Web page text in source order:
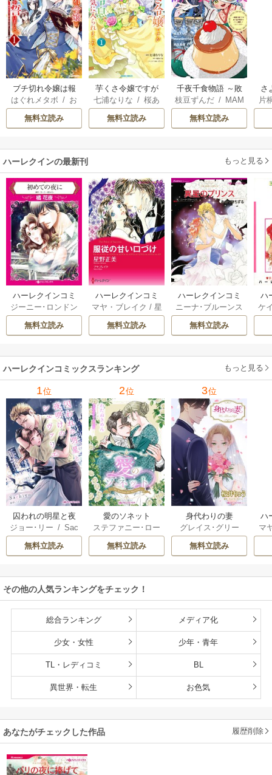
ブチ切れ令嬢は報
復を誓いました。
はぐれメタボ / お
おのいも/昌未
無料立読み
芋くさ令嬢ですが
悪役令息を助けた
ら気に入られまし
た
七浦なりな /桜あ
げは/くろでこ
無料立読み
千夜千食物語 ～敗
国の姫ですが氷の
皇子殿下がどうも
溺愛してくれてい
枝豆ずんだ/ MAM
AKOTO/鴉羽凛燈
無料立読み
さ
冷
片
ハーレクインの最新刊 もっと見る
ハーレクインコミ
ックス セット 202
6年 vol.1064 1巻
ジーニー･ロンドン
橘花夜/ メアリ
ー･ライアンズ
ーガン/星合操/ア
ン･ウィール/ 津寺
里可子
無料立読み
ハーレクインコミ
ックス セット 202
6年 vol.1002 1巻
マヤ・ブレイク / 星
野正美/ ヘレン･ブ
ルックス/のわきね
ウェイ/一重夕子
無料立読み
ハーレクインコミ
ックス セット 202
6年 vol.1063 1巻
ニーナ･ブルーンス
おおつきちずる
レベッカ･ヨーク
ーディ/海野みつる
サラ･ウッド/流
水凛子
無料立読み
ハ
ッ
ケ
ザ
ハーレクインコミックスランキング もっと見る
1位
囚われの明星と夜
明けのシュヴァリ
エ
ジョー･リー /Sac
hiyo
無料立読み
2位
愛のソネット
ステファニー･ロー
レンス/ わたぬき
めん
無料立読み
3位
身代わりの妻
グレイス･グリー
/桜井りょう
無料立読み
ハ
ッ
マ
ッ
その他の人気ランキングをチェック！
総合ランキング メディア化
少女・女性 少年・青年
TL・レディコミ BL
異世界・転生 お色気
あなたがチェックした作品 履歴削除